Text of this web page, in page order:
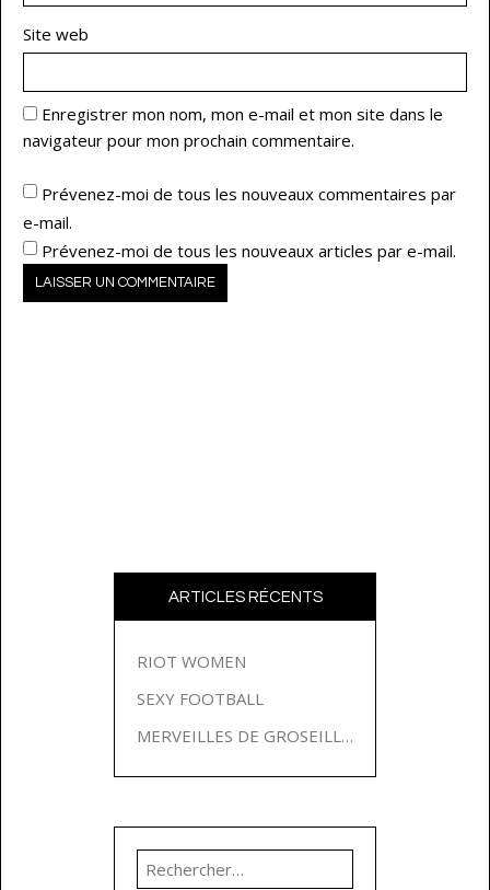
Site web
Enregistrer mon nom, mon e-mail et mon site dans le
navigateur pour mon prochain commentaire.
Prévenez-moi de tous les nouveaux commentaires par
e-mail.
Prévenez-moi de tous les nouveaux articles par e-mail.
ARTICLES RÉCENTS
RIOT WOMEN
SEXY FOOTBALL
MERVEILLES DE GROSEILLES
Rechercher :